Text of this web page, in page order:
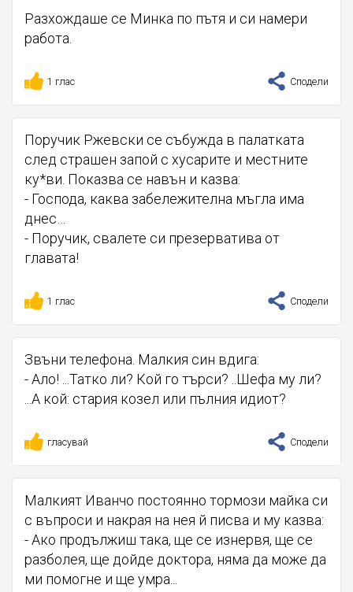
Разхождаше се Минка по пътя и си намери
работа.
1 глас Сподели
Поручик Ржевски се събужда в палатката
след страшен запой с хусарите и местните
ку*ви. Показва се навън и казва:
- Господа, каква забележителна мъгла има
днес…
- Поручик, свалете си презерватива от
главата!
1 глас Сподели
Звъни телефона. Малкия син вдига:
- Ало! ...Татко ли? Кой го търси? ..Шефа му ли?
...А кой: стария козел или пълния идиот?
гласувай Сподели
Малкият Иванчо постоянно тормози майка си
с въпроси и накрая на нея й писва и му казва:
- Ако продължиш така, ще се изнервя, ще се
разболея, ще дойде доктора, няма да може да
ми помогне и ще умра...